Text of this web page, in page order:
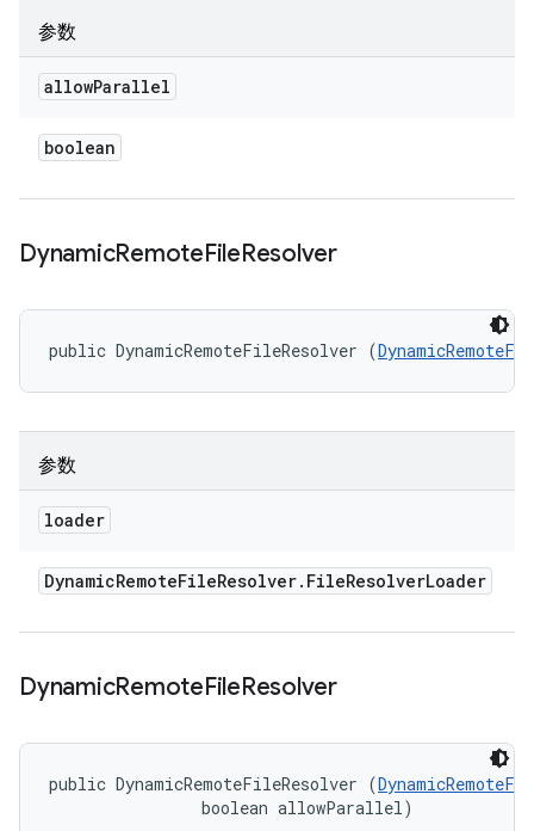
参数
allowParallel
boolean
DynamicRemoteFileResolver
public DynamicRemoteFileResolver (
参数
loader
DynamicRemoteFileResolver. FileResolverLoader
DynamicRemoteFileResolver
public DynamicRemoteFileResolver (
                boolean allowParallel)